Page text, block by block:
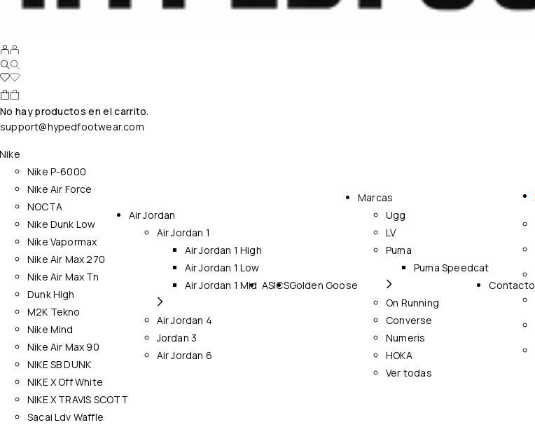
No hay productos en el carrito.
support@hypedfootwear.com
Nike P-6000
Nike Air Force
NOCTA
Nike Dunk Low
Nike Vapormax
Nike Air Max 270
Nike Air Max Tn
Dunk High
M2K Tekno
Nike Mind
Nike Air Max 90
NIKE SB DUNK
NIKE X Off White
NIKE X TRAVIS SCOTT
Sacai Ldv Waffle
Air Jordan
Air Jordan 1
Air Jordan 1 High
Air Jordan 1 Low
Air Jordan 1 Mid
Air Jordan 4
Jordan 3
Air Jordan 6
ASICSGolden Goose
Marcas
Ugg
LV
Puma
Puma Speedcat
On Running
Converse
Numeris
HOKA
Ver todas
Contacto